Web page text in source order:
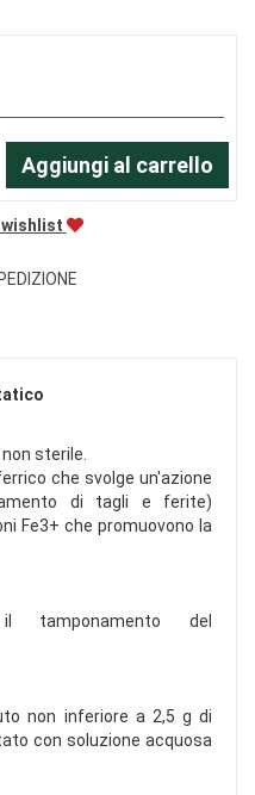
Aggiungi al carrello
non sterile.
che svolge un'azione
di tagli e ferite)
Fe3+ che promuovono la
tamponamento del
non inferiore a 2,5 g di
con soluzione acquosa